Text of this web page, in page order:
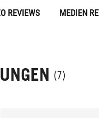
REVIEWS MEDIEN
(7)